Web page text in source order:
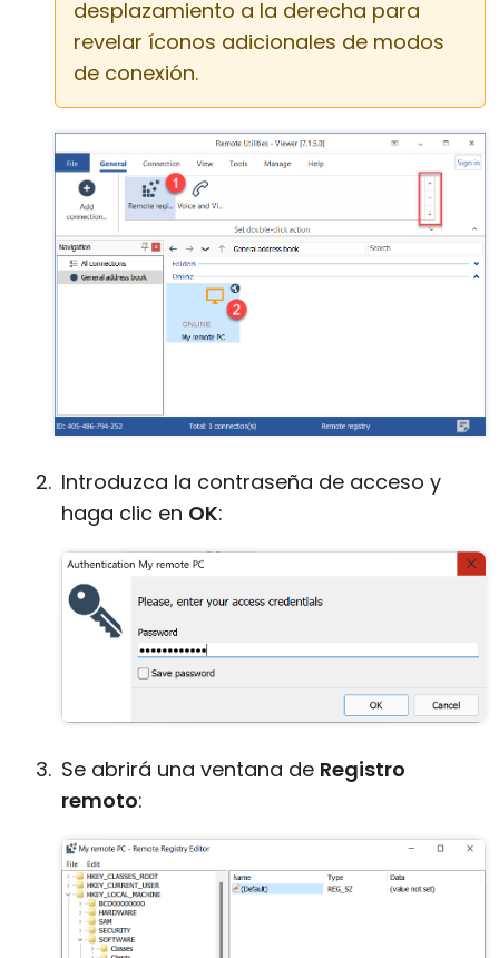
desplazamiento a la derecha para
revelar íconos adicionales de modos
de conexión.
Introduzca la contraseña de acceso y
haga clic en OK:
Se abrirá una ventana de Registro
remoto: